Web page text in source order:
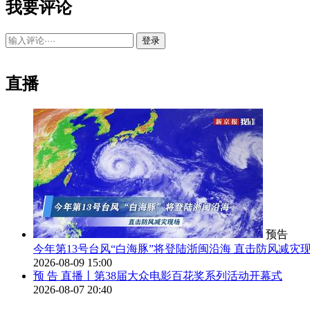
我要评论
登录
直播
预告
今年第13号台风“白海豚”将登陆浙闽沿海 直击防风减灾
2026-08-09 15:00
预 告 直播丨第38届大众电影百花奖系列活动开幕式
2026-08-07 20:40